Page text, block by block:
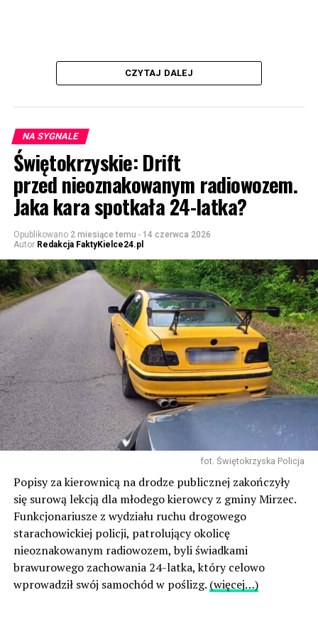
CZYTAJ DALEJ
NA SYGNALE
Świętokrzyskie: Drift
przed nieoznakowanym radiowozem.
Jaka kara spotkała 24-latka?
Opublikowano 2 miesiące temu - 14 czerwca 2026
Autor Redakcja FaktyKielce24.pl
fot. Świętokrzyska Policja
Popisy za kierownicą na drodze publicznej zakończyły
się surową lekcją dla młodego kierowcy z gminy Mirzec.
Funkcjonariusze z wydziału ruchu drogowego
starachowickiej policji, patrolujący okolicę
nieoznakowanym radiowozem, byli świadkami
brawurowego zachowania 24-latka, który celowo
wprowadził swój samochód w poślizg. (więcej…)